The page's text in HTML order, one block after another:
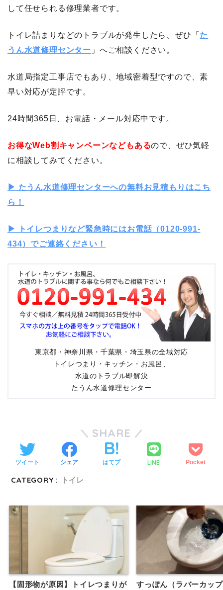
して任せられる修理業者です。
トイレ詰まりなどのトラブルが発生したら、ぜひ「 た
うん水道修理センター 」へご相談ください。
水道局指定工事店でもあり、地域密着型ですので、素
早い対応が定評です。
24時間365日、お電話・メール対応中です。
お得なWeb割キャンペーンなどもあるので、ぜひ気軽
に相談してみてください。
▶︎ たうん水道修理センターへの無料お見積もりはこち
ら！
▶︎ トイレつまりなど緊急時にはお電話（0120-991-
434）でご連絡ください！
東京都・神奈川県・千葉県・埼玉県の全域対応
トイレつまり・キッチン・お風呂、
水道のトラブル即解決
たうん水道修理センター
SHARE
ツイート シェア はてブ LINE Pocket
CATEGORY : トイレ
【固形物が原因】トイレつまりが
すっぽん（ラバーカッ